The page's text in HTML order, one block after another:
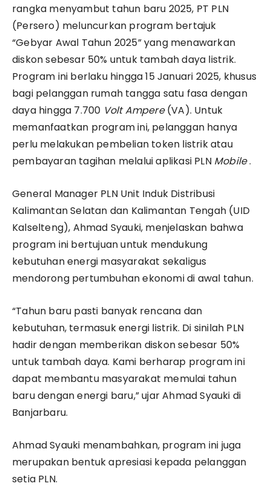
rangka menyambut tahun baru 2025, PT PLN
(Persero) meluncurkan program bertajuk
“Gebyar Awal Tahun 2025” yang menawarkan
diskon sebesar 50% untuk tambah daya listrik.
Program ini berlaku hingga 15 Januari 2025, khusus
bagi pelanggan rumah tangga satu fasa dengan
daya hingga 7.700 Volt Ampere(VA). Untuk
memanfaatkan program ini, pelanggan hanya
perlu melakukan pembelian token listrik atau
pembayaran tagihan melalui aplikasi PLN Mobile.
General Manager PLN Unit Induk Distribusi
Kalimantan Selatan dan Kalimantan Tengah (UID
Kalselteng), Ahmad Syauki, menjelaskan bahwa
program ini bertujuan untuk mendukung
kebutuhan energi masyarakat sekaligus
mendorong pertumbuhan ekonomi di awal tahun.
“Tahun baru pasti banyak rencana dan
kebutuhan, termasuk energi listrik. Di sinilah PLN
hadir dengan memberikan diskon sebesar 50%
untuk tambah daya. Kami berharap program ini
dapat membantu masyarakat memulai tahun
baru dengan energi baru,” ujar Ahmad Syauki di
Banjarbaru.
Ahmad Syauki menambahkan, program ini juga
merupakan bentuk apresiasi kepada pelanggan
setia PLN.